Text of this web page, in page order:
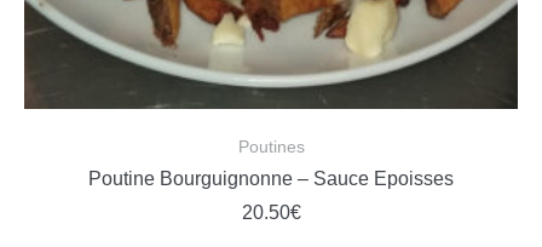
Poutines
Poutine Bourguignonne – Sauce Epoisses
20.50€